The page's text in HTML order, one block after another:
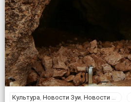
Культура, Новости Зуи, Новости Крыма